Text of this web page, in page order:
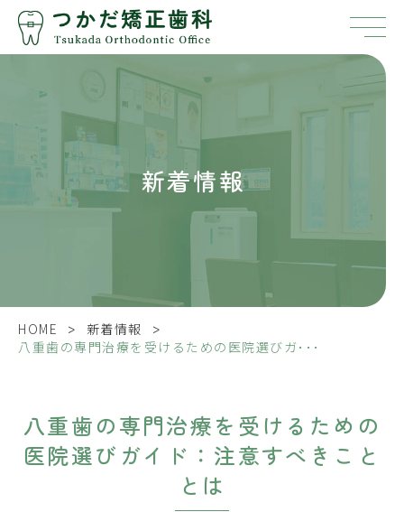
新着情報
HOME > 新着情報 >
八重歯の専門治療を受けるための医院選びガ･･･
八重歯の専門治療を受けるための
医院選びガイド：注意すべきこと
とは